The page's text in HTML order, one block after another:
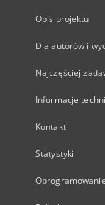
Opis projektu
Dla autorów i
Najczęściej
Informacje
Kontakt
Statystyki